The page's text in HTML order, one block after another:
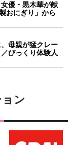
優・黒木華が献
おにぎり」から
母親が猛クレー
びっくり体験人
ン